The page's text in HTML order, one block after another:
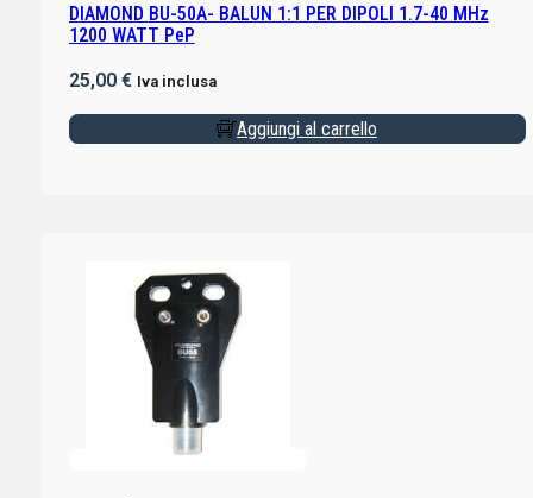
DIAMOND BU-50A- BALUN 1:1 PER DIPOLI 1.7-40 MHz
1200 WATT PeP
25,00 € Iva inclusa
Aggiungi al carrello